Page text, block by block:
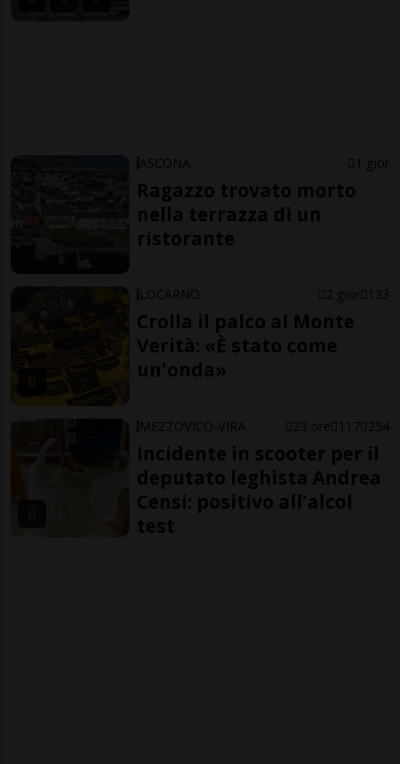
ASCONA 1 gior
Ragazzo trovato morto
nella terrazza di un
ristorante
LOCARNO 2 gior 133
Crolla il palco al Monte
Verità: «È stato come
un'onda»
MEZZOVICO-VIRA 23 ore 117 254
Incidente in scooter per il
deputato leghista Andrea
Censi: positivo all’alcol
test